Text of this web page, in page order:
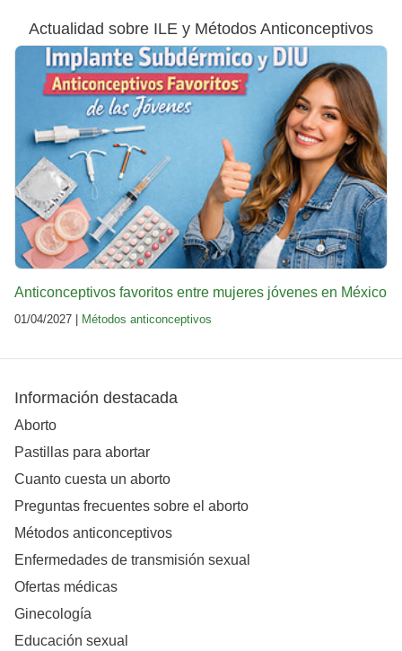
Actualidad sobre ILE y Métodos Anticonceptivos
Anticonceptivos favoritos entre mujeres jóvenes en México
01/04/2027 | Métodos anticonceptivos
Información destacada
Aborto
Pastillas para abortar
Cuanto cuesta un aborto
Preguntas frecuentes sobre el aborto
Métodos anticonceptivos
Enfermedades de transmisión sexual
Ofertas médicas
Ginecología
Educación sexual